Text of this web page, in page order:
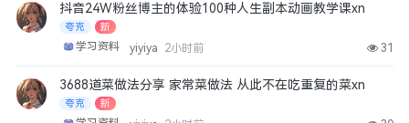
抖音24W粉丝博主的体验100种人生副本动画教学课xn
夸克 新
学习资料 yiyiya 2小时前 31
3688道菜做法分享 家常菜做法 从此不在吃重复的菜xn
夸克 新